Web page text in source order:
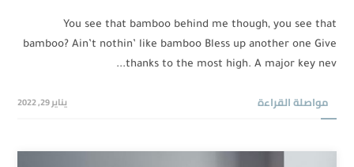
You see that bamboo behind me though, you see that
bamboo? Ain’t nothin’ like bamboo Bless up another one Give
thanks to the most high. A major key nev...
مواصلة القراءة يناير 29, 2022